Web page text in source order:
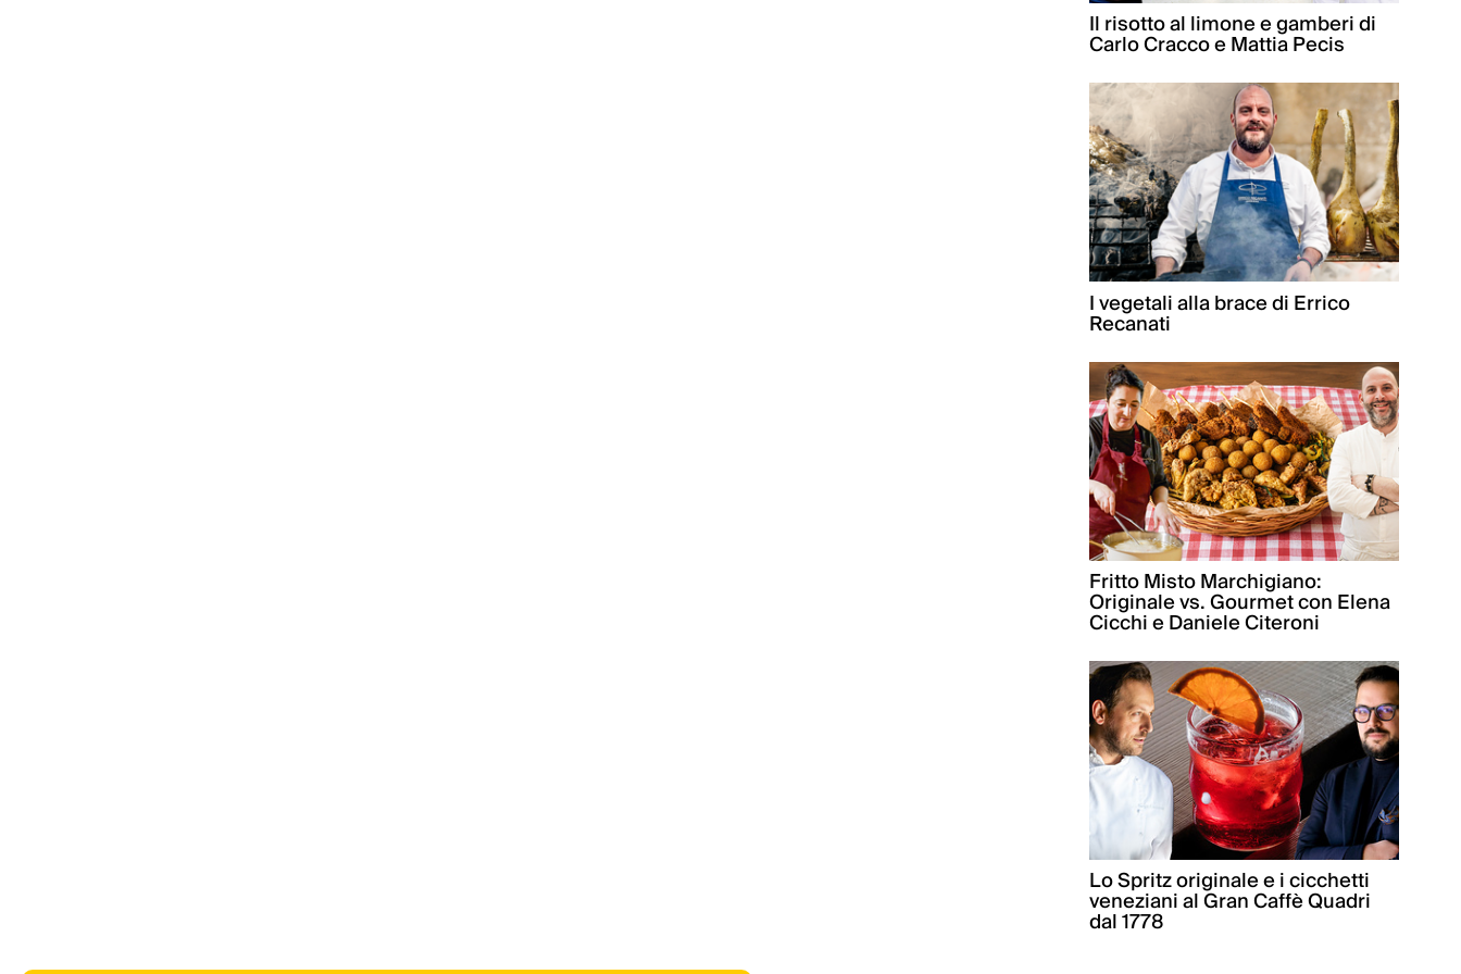
Il risotto al limone e gamberi di
Carlo Cracco e Mattia Pecis
I vegetali alla brace di Errico
Recanati
Fritto Misto Marchigiano:
Originale vs. Gourmet con Elena
Cicchi e Daniele Citeroni
Lo Spritz originale e i cicchetti
veneziani al Gran Caffè Quadri
dal 1778